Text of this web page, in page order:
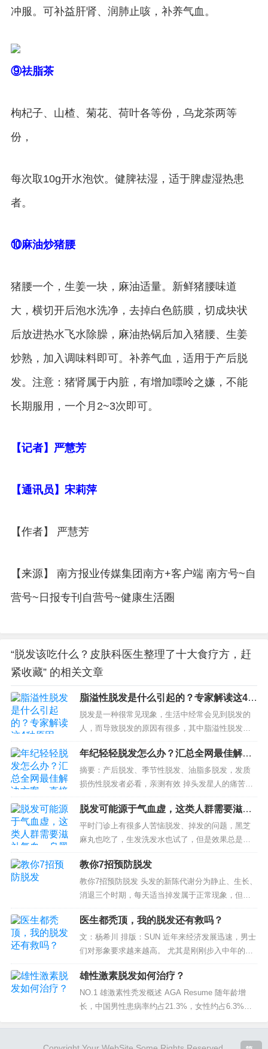
冲服。可补益肝肾、润肺止咳，补养气血。
⑨祛脂茶
枸杞子、山楂、菊花、荷叶各等份，乌龙茶两等
份，
每次取10g开水泡饮。健脾祛湿，适于脾虚湿热患
者。
⑩麻油炒猪腰
猪腰一个，生姜一块，麻油适量。新鲜猪腰味道
大，横切开后泡水洗净，去掉白色筋膜，切成块状
后放进热水飞水除臊，麻油热锅后加入猪腰、生姜
炒熟，加入调味料即可。补养气血，适用于产后脱
发。注意：猪肾属于内脏，有增加嘌呤之嫌，不能
长期服用，一个月2~3次即可。
【记者】严慧芳
【通讯员】宋莉萍
【作者】 严慧芳
【来源】 南方报业传媒集团南方+客户端 南方号~自
营号~日报专刊自营号~健康生活圈
“脱发该吃什么？皮肤科医生整理了十大食疗方，赶
紧收藏” 的相关文章
脂溢性脱发是什么引起的？专家解读这4种
原因
脱发是一种很常见现象，生活中经常会见到脱发的
人，而导致脱发的原因有很多，其中脂溢性脱发是
常见原因。可能很多人疑惑，自己并没有皮肤异常
症状，怎么会患上脂溢性脱发？其实脂溢性脱发的
原因很常见，特...
年纪轻轻脱发怎么办？汇总全网最佳解决
方案，直接对症选择即可
摘要：产后脱发、季节性脱发、油脂多脱发，发质
损伤性脱发者必看，亲测有效 掉头发星人的痛苦说
出来全是泪~ 一梳头就掉一大把，真的是一大把
呀！ 原来的一头乌黑、亮丽、厚实...
脱发可能源于气血虚，这类人群需要滋补
气血，乌黑头发
平时门诊上有很多人苦恼脱发、掉发的问题，黑芝
麻丸也吃了，生发洗发水也试了，但是效果总是不
尽人意。其实治病求本，我们要找到脱发的根本性
原因才能解决问题。 中医认为，发为血之余...
教你7招预防脱发
教你7招预防脱发 头发的新陈代谢分为静止、生长、
消退三个时期，每天适当掉发属于正常现象，但大
量脱发则是异常情况了，那么日常生活中如何预防
脱发? (一)不用尼龙梳子和头刷...
医生都秃顶，我的脱发还有救吗？
文：杨希川 排版：SUN 近年来经济发展迅速，男士
们对形象要求越来越高。 尤其是刚刚步入中年的
成...
雄性激素脱发如何治疗？
NO.1 雄激素性秃发概述 AGA Resume 随年龄增
长，中国男性患病率约占21.3%，女性约占6.3%，